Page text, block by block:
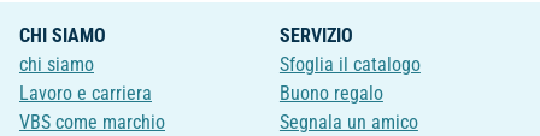
CHI SIAMO
chi siamo
Lavoro e carriera
VBS come marchio
SERVIZIO
Sfoglia il catalogo
Buono regalo
Segnala un amico